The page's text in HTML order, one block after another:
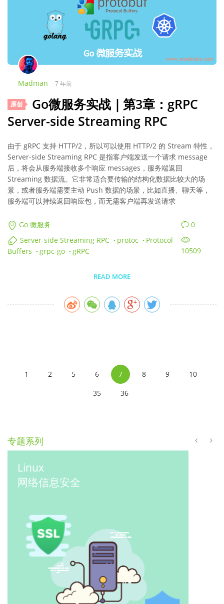
Madman 7 年前
原创
Go微服务实战｜第3章：gRPC
Server-side Streaming RPC
由于 gRPC 支持 HTTP/2，所以可以使用 HTTP/2 的 Stream 特性，
Server-side Streaming RPC 是指客户端发送一个请求 message
后，将会从服务端接收多个响应 messages，服务端返回
Streaming 数据流。它非常适合要传输的结构化数据比较大的场
景，或者服务端需要主动 Push 数据的场景，比如直播、聊天等，
服务端可以持续返回响应包，而无需客户端再发送请求
Go 微服务
Server-side Streaming RPC · protoc · Protocol
Buffers ·grpc-go ·gRPC
0
10509
READ MORE
1 2 5 6 7 8 9
10
35
36
专题系列
Linux
网络信息安全